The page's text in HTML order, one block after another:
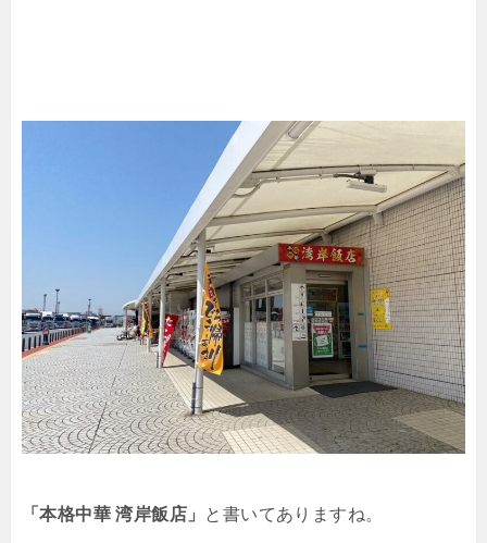
「本格中華 湾岸飯店」 と書いてありますね。